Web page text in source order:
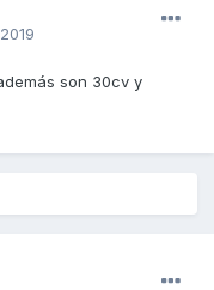
son 30cv y